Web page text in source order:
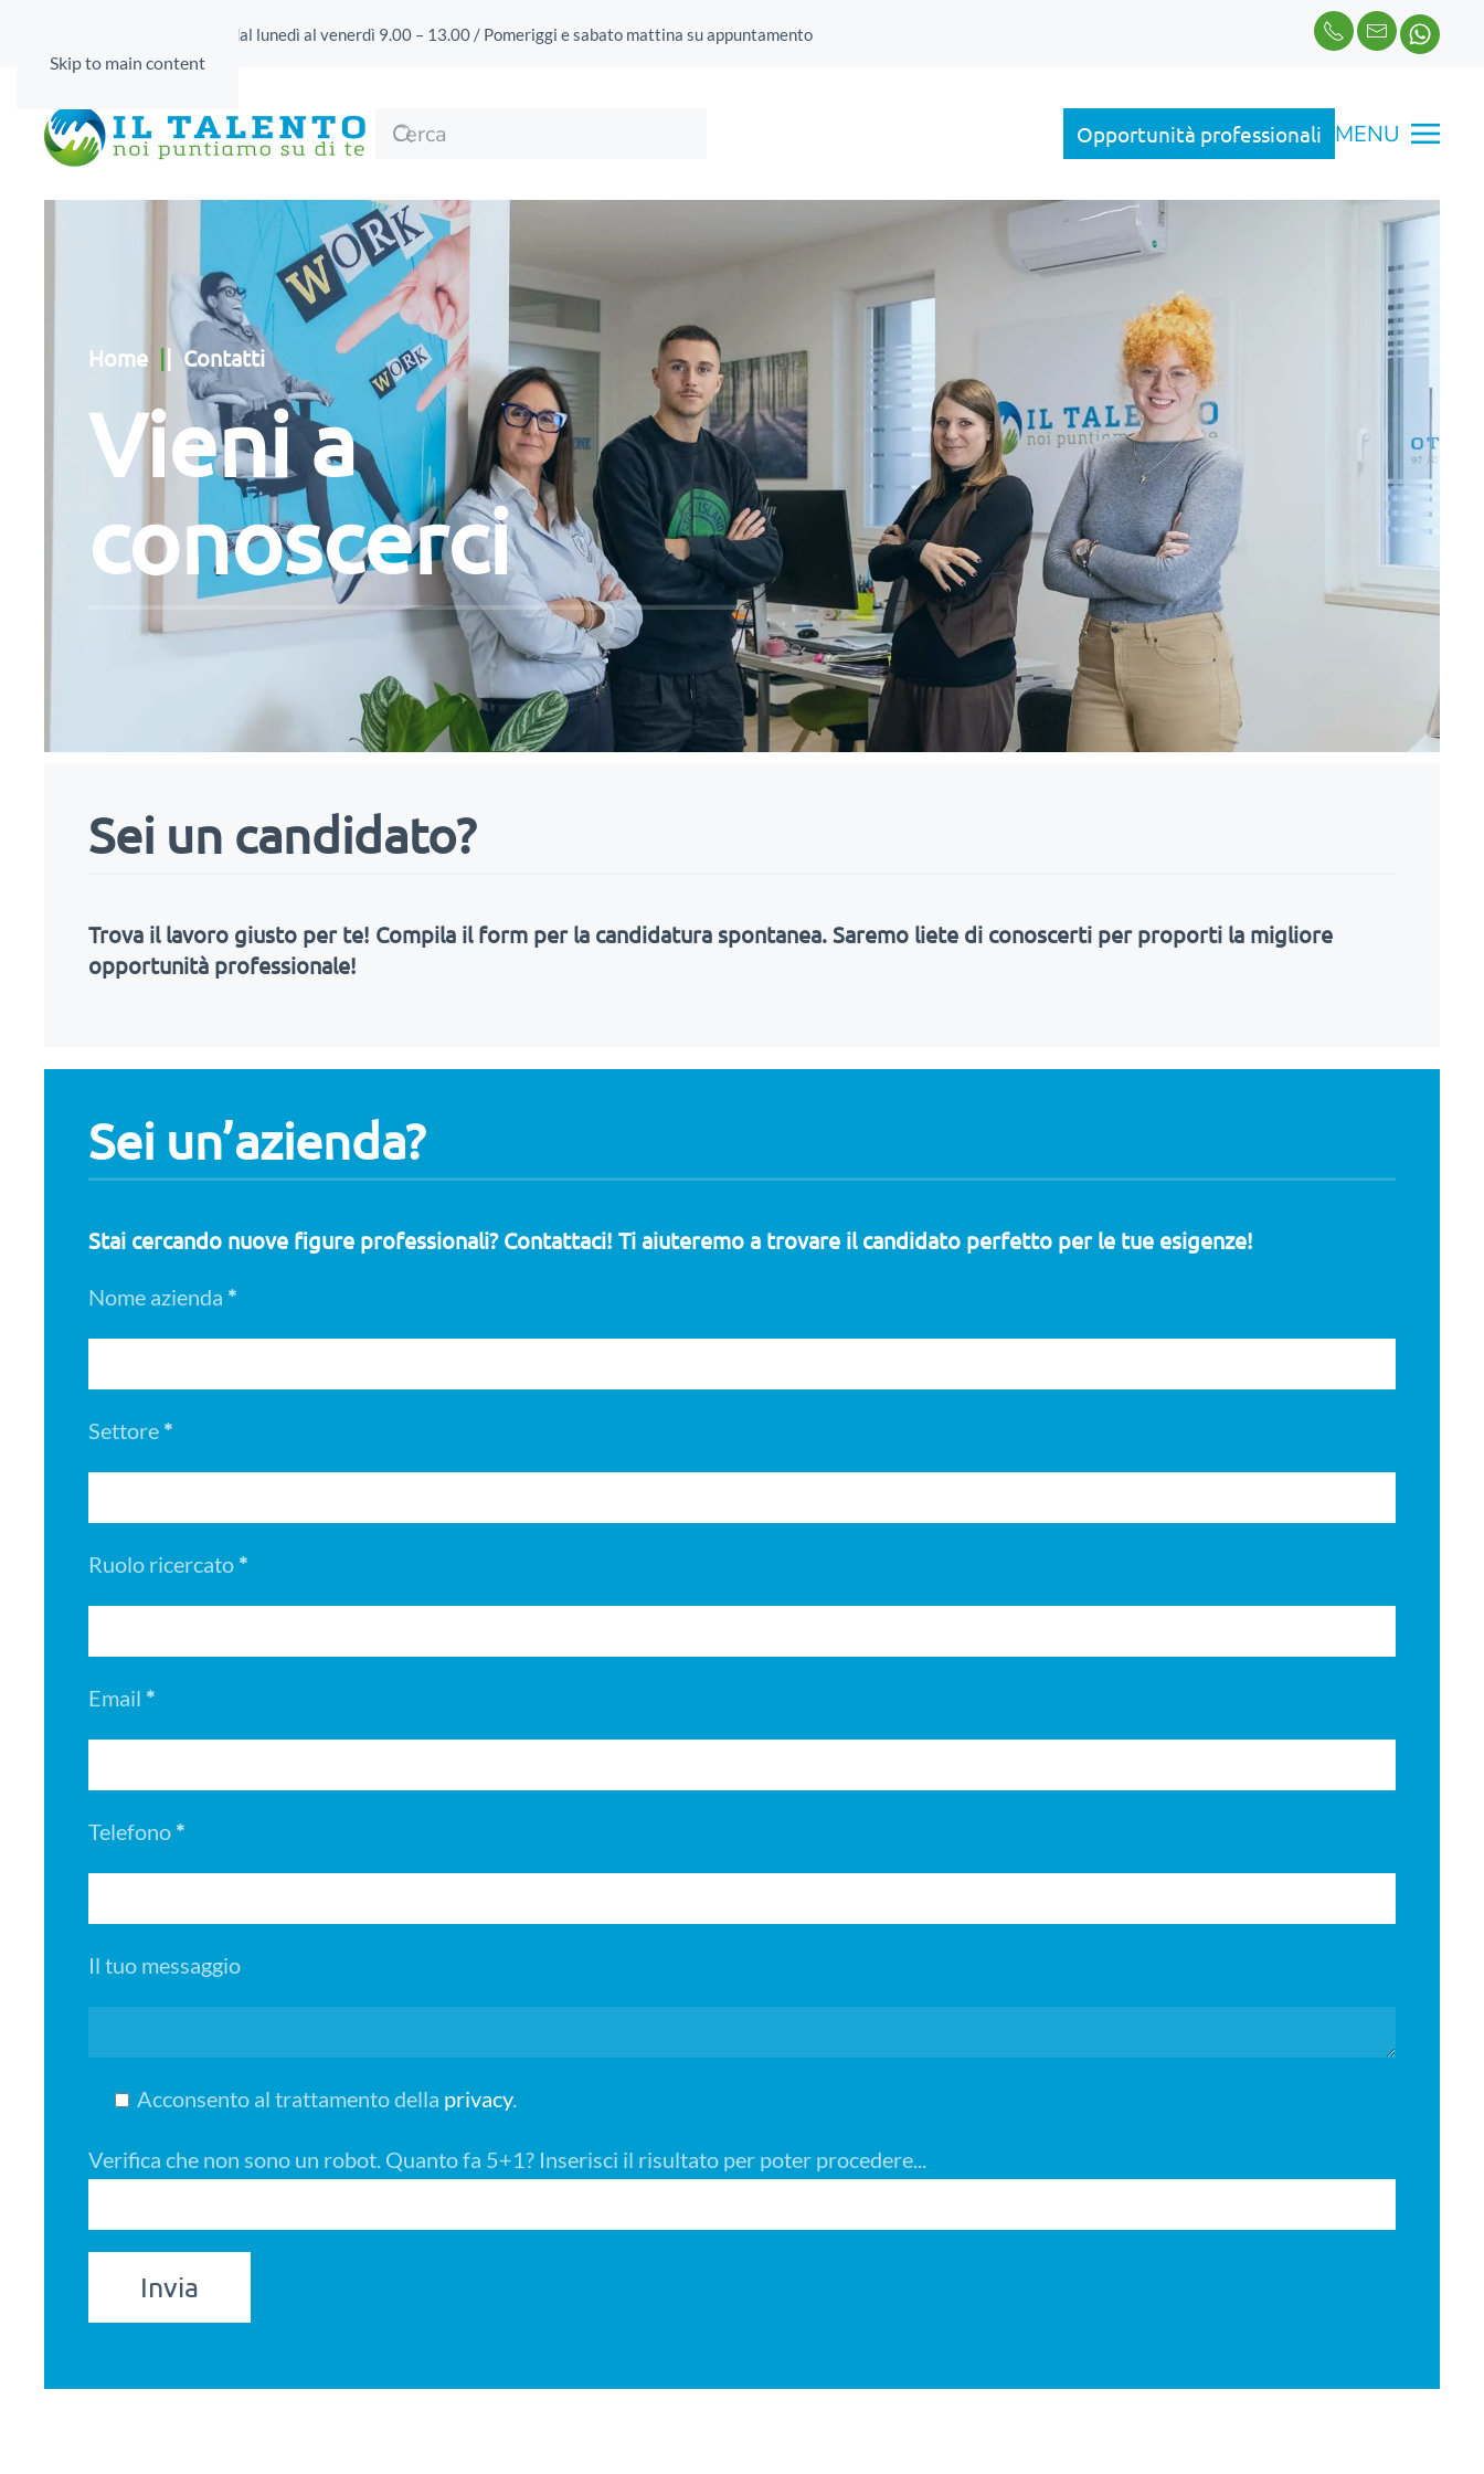
Skip to main content
: dal lunedì al venerdì 9.00 – 13.00 / Pomeriggi e sabato mattina su appuntamento
Opportunità professionali MENU
Home | Contatti
Vieni a
conoscerci
Sei un candidato?
Trova il lavoro giusto per te! Compila il form per la candidatura spontanea. Saremo liete di conoscerti per proporti la migliore
opportunità professionale!
Sei un’azienda?
Stai cercando nuove figure professionali? Contattaci! Ti aiuteremo a trovare il candidato perfetto per le tue esigenze!
Nome azienda *
Settore *
Ruolo ricercato *
Email *
Telefono *
Il tuo messaggio
Acconsento al trattamento della privacy.
Verifica che non sono un robot. Quanto fa 5+1? Inserisci il risultato per poter procedere...